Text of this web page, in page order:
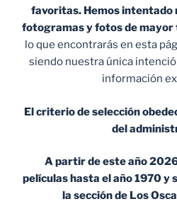
favoritas. Hemos intentado
fotogramas y fotos de mayor
lo que encontrarás en esta
siendo nuestra única
información
El criterio de selección
del
A partir de este año
películas hasta el año 1970 y
la sección de Los